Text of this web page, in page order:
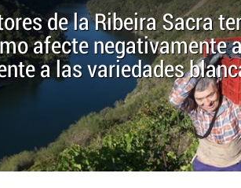
de la Ribeira Sacra
afecte negativamente
a las variedades